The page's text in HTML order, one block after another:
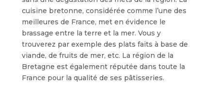
cuisine bretonne, considérée comme l’une des
meilleures de France, met en évidence le
brassage entre la terre et la mer. Vous y
trouverez par exemple des plats faits à base de
viande, de fruits de mer, etc. La région de la
Bretagne est également réputée dans toute la
France pour la qualité de ses pâtisseries.